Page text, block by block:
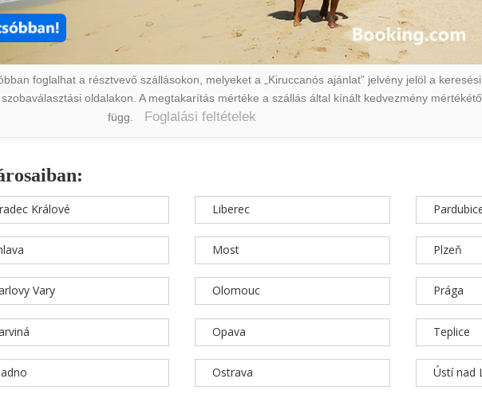
foglalhat a résztvevő szállásokon, melyeket a „Kiruccanós ajánlat” jelvény jelöl a keresési
oldalakon. A megtakarítás mértéke a szállás által kínált kedvezmény
függ.
Foglalási feltételek
Králové
Vary
Liberec
Most
Olomouc
Opava
Ostrava
Plzeň
Prága
Teplice
Ústí nad